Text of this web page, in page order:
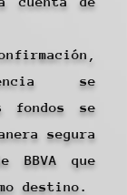
se
fondos se
segura
BBVA que
destino.